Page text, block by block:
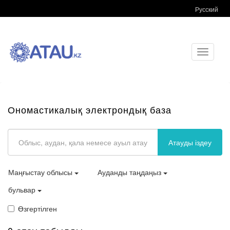
Русский
Toggle
Ономастикалық электрондық база
Атауды іздеу
Маңғыстау облысы
Ауданды таңдаңыз
бульвар
Өзгертілген